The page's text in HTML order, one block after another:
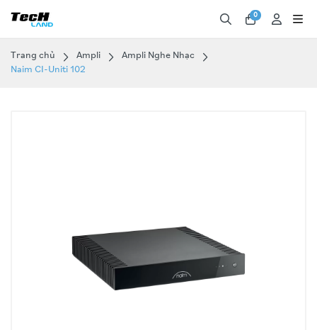
0
Trang chủ Ampli
Ampli Nghe Nhạc
Naim CI-Uniti 102